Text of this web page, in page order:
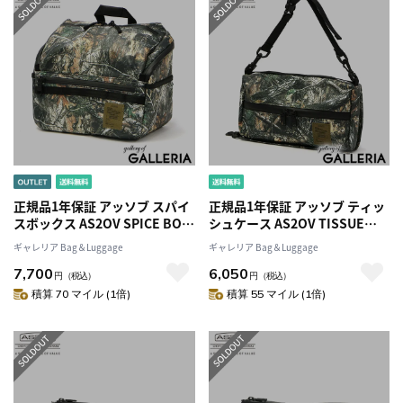
正規品1年保証 アッソブ スパイ
スボックス AS2OV SPICE BOX
CAMO ORIGINAL CAMO
POLYCA SERIES 調味料入れ ケ
ース 収納バッグ 小物入れ 軽量
仕切り付き カモ キャンプ バー
ギャレリア Bag＆Luggage
7,700 円 （税込）
積算 70 マイル (1倍)
正規品1年保証 アッソブ ティッ
シュケース AS2OV TISSUE
CASE CAMO ORIGINAL CAMO
POLYCA SERIES ボックスティ
ッシュ ケース 車 吊り下げ 持ち
運び ティッシュ カバー ファス
ギャレリア Bag＆Luggage
6,050 円 （税込）
積算 55 マイル (1倍)